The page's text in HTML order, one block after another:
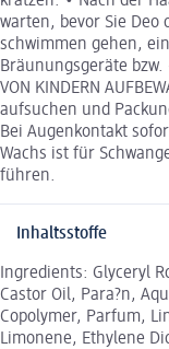
warten, bevor Sie
schwimmen gehen,
Bräunungsgeräte bzw.
VON KINDERN
aufsuchen und
Bei Augenkontakt
Wachs ist für
führen.
Inhaltsstoffe
Ingredients: Glyceryl
Castor Oil, Para?n,
Copolymer, Parfum,
Limonene, Ethylene